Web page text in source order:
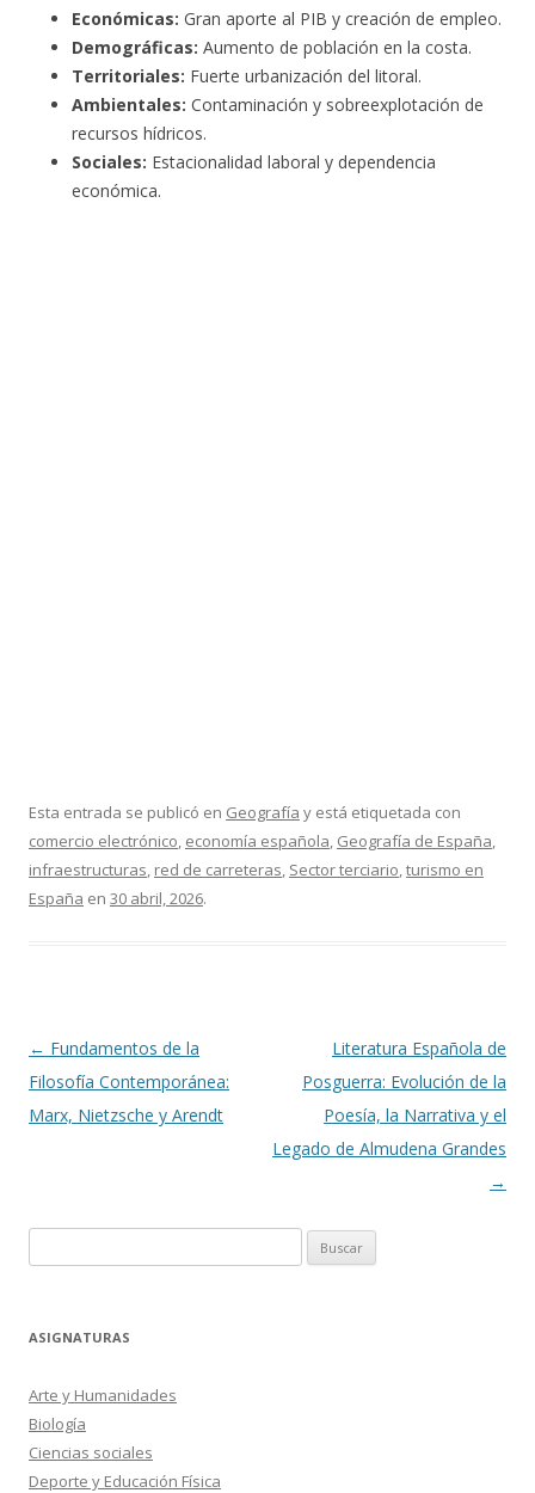
Económicas: Gran aporte al PIB y creación de empleo.
Demográficas: Aumento de población en la costa.
Territoriales: Fuerte urbanización del litoral.
Ambientales: Contaminación y sobreexplotación de
recursos hídricos.
Sociales: Estacionalidad laboral y dependencia
económica.
Esta entrada se publicó en Geografía y está etiquetada con
comercio electrónico, economía española, Geografía de España,
infraestructuras, red de carreteras, Sector terciario,turismo en
España en 30 abril, 2026.
Navegación
de
entradas
← Fundamentos de la
Filosofía Contemporánea:
Marx, Nietzsche y Arendt
Literatura Española de
Posguerra: Evolución de la
Poesía, la Narrativa y el
Legado de Almudena Grandes
→
ASIGNATURAS
Arte y Humanidades
Biología
Ciencias sociales
Deporte y Educación Física